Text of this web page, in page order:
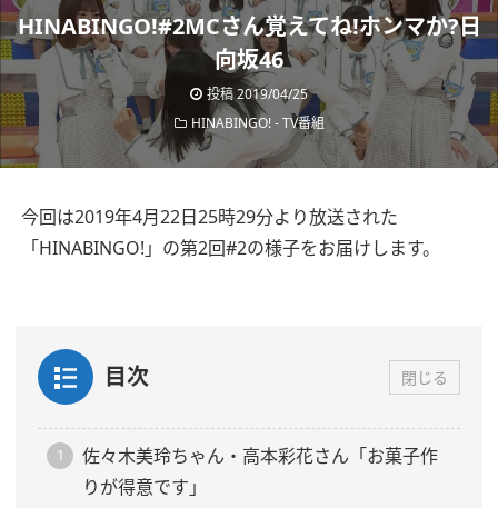
HINABINGO!#2MCさん覚えてね!ホンマか?日
向坂46
投稿2019/04/25
HINABINGO!-TV番組
今回は2019年4月22日25時29分より放送された
「HINABINGO!」の第2回#2の様子をお届けします。
目次 閉じる
佐々木美玲ちゃん・高本彩花さん「お菓子作
りが得意です」